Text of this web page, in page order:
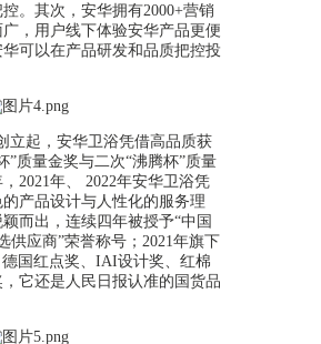
。其次，安华拥有2000+营销
，用户线下体验安华产品更便
可以在产品研发和品质把控投
起，安华卫浴凭借高品质获
”质量金奖与二次“沸腾杯”质量
2021年、 2022年安华卫浴凭
产品设计与人性化的服务理
而出，连续四年被授予“中国
供应商”荣誉称号；2021年旗下
国红点奖、IAI设计奖、红棉
它还是人民日报认准的国货品